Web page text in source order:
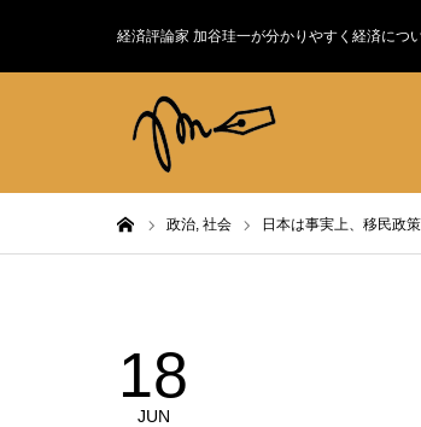
経済評論家 加谷珪一が分かりやすく経済につ
政治, 社会 日本は事実上、移民政
18
JUN